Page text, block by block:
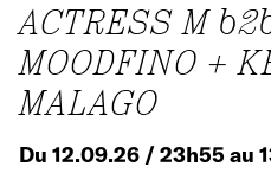
ACTRESS M
MOODFINO +
MALAGO
Du 12.09.26 / 23h55 au